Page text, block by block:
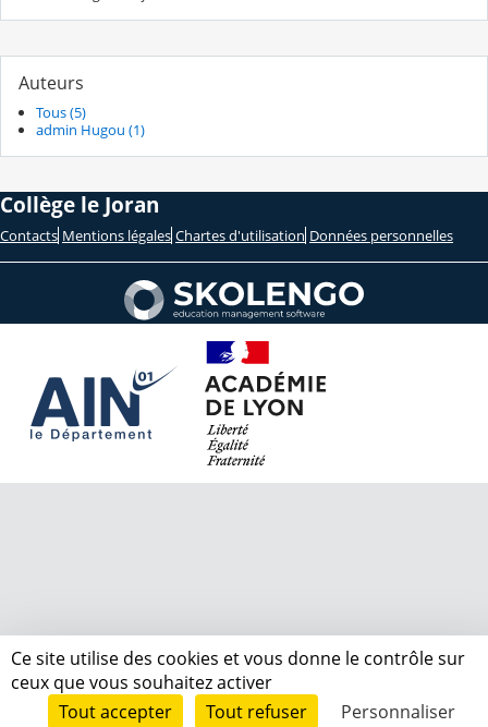
Auteurs
Tous (5)
admin Hugou (1)
Collège le Joran
Contacts Mentions légales Chartes d'utilisation Données personnelles
Ce site utilise des cookies et vous donne le contrôle sur
ceux que vous souhaitez activer
Tout accepter
Tout refuser Personnaliser